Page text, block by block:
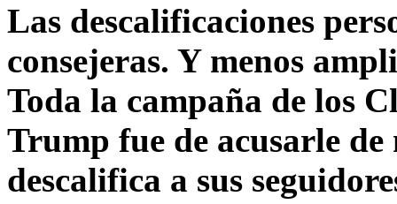
Las descalificaciones
consejeras. Y menos
Toda la campaña de los
Trump fue de acusarle
descalifica a sus